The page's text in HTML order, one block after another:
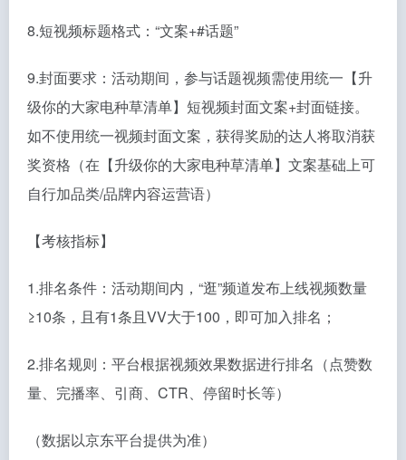
8.短视频标题格式：“文案+#话题”
9.封面要求：活动期间，参与话题视频需使用统一【升
级你的大家电种草清单】短视频封面文案+封面链接。
如不使用统一视频封面文案，获得奖励的达人将取消获
奖资格（在【升级你的大家电种草清单】文案基础上可
自行加品类/品牌内容运营语）
【考核指标】
1.排名条件：活动期间内，“逛”频道发布上线视频数量
≥10条，且有1条且VV大于100，即可加入排名；
2.排名规则：平台根据视频效果数据进行排名（点赞数
量、完播率、引商、CTR、停留时长等）
（数据以京东平台提供为准）